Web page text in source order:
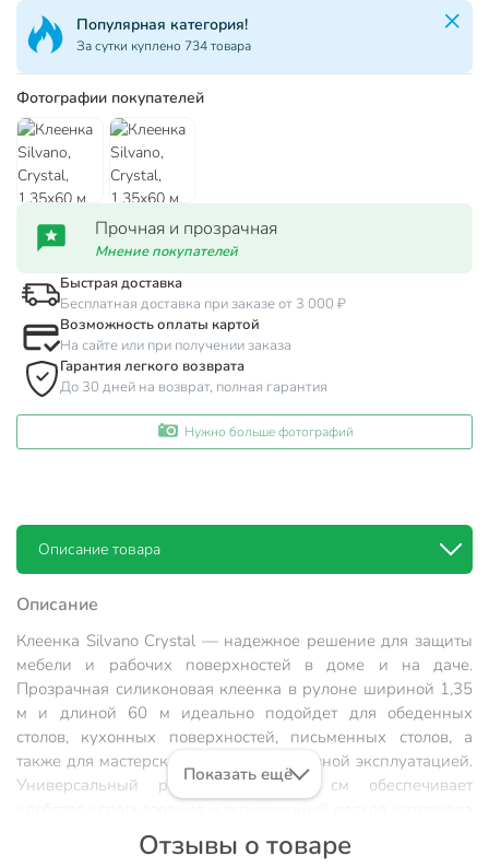
Популярная категория!
За сутки куплено 734 товара
Фотографии покупателей
Прочная и прозрачная
Мнение покупателей
Быстрая доставка
Бесплатная доставка при заказе от 3 000 ₽
Возможность оплаты картой
На сайте или при получении заказа
Гарантия легкого возврата
До 30 дней на возврат, полная гарантия
Нужно больше фотографий
Описание товара
Описание
Клеенка Silvano Crystal — надежное решение для защиты
мебели и рабочих поверхностей в доме и на даче.
Прозрачная силиконовая клеенка в рулоне шириной 1,35
м и длиной 60 м идеально подойдет для обеденных
столов, кухонных поверхностей, письменных столов, а
также для мастерских и зон с интенсивной эксплуатацией.
Универсальный размер 6000х135 см обеспечивает
даже при больших объемах работ.
Показать ещё
Отзывы о товаре